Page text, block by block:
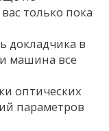
только пока
докладчика в
машина все
оптических
параметров